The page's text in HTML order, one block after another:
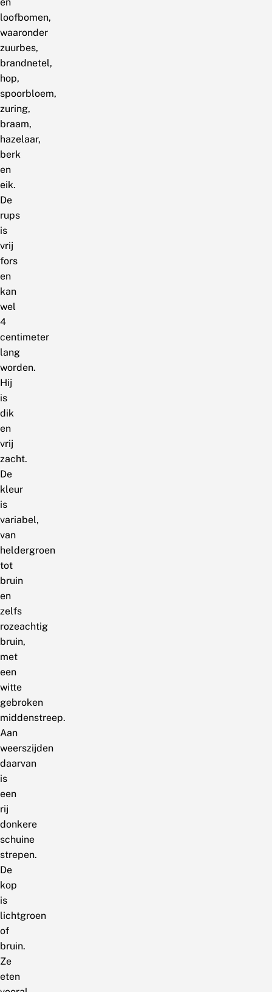
loofbomen,
waaronder
zuurbes,
brandnetel,
hop,
spoorbloem,
zuring,
braam,
hazelaar,
berk
en
eik.
De
rups
is
vrij
fors
en
kan
wel
4
centimeter
lang
worden.
Hij
is
dik
en
vrij
zacht.
De
kleur
is
variabel,
van
heldergroen
tot
bruin
en
zelfs
rozeachtig
bruin,
met
een
witte
gebroken
middenstreep.
Aan
weerszijden
daarvan
is
een
rij
donkere
schuine
strepen.
De
kop
is
lichtgroen
of
bruin.
Ze
eten